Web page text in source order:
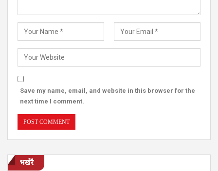
Save my name, email, and website in this browser for the
next time I comment.
भर्खरै